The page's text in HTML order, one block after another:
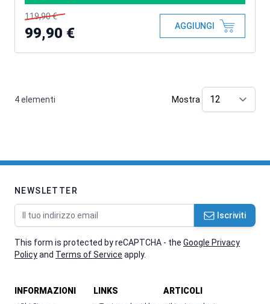
119,90 €
99,90 € AGGIUNGI
4elementi Mostra
NEWSLETTER
Indirizzo email Iscriviti
This form is protected by reCAPTCHA - the Google Privacy
Policyand Terms of Service apply.
INFORMAZIONI LINKS ARTICOLI